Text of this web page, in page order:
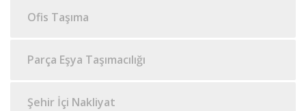
Ofis Taşıma
Parça Eşya Taşımacılığı
Şehir İçi Nakliyat